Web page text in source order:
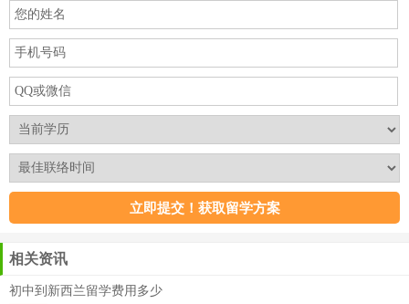
相关资讯
初中到新西兰留学费用多少